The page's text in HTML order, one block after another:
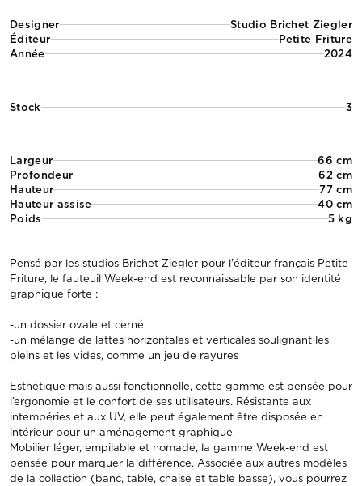
Designer
Studio Brichet Ziegler
Éditeur
Petite Friture
Année
2024
Stock 3
Largeur
66 cm
Profondeur
62 cm
Hauteur
77 cm
Hauteur assise
40 cm
Poids
5 kg
Pensé par les studios Brichet Ziegler pour l'éditeur français Petite
Friture, le fauteuil Week-end est reconnaissable par son identité
graphique forte :
-un dossier ovale et cerné
-un mélange de lattes horizontales et verticales soulignant les
pleins et les vides, comme un jeu de rayures
Esthétique mais aussi fonctionnelle, cette gamme est pensée pour
l’ergonomie et le confort de ses utilisateurs. Résistante aux
intempéries et aux UV, elle peut également être disposée en
intérieur pour un aménagement graphique.
Mobilier léger, empilable et nomade, la gamme Week-end est
pensée pour marquer la différence. Associée aux autres modèles
de la collection (banc, table, chaise et table basse), vous pourrez